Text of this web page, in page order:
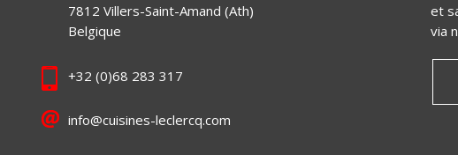
7812 Villers-Saint-Amand (Ath)
Belgique
+32 (0)68 283 317
info@cuisines-leclercq.com
et
via